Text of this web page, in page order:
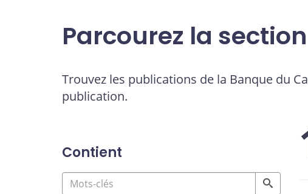
Parcourez la
Trouvez les publications de la Banque du
publication.
Contient